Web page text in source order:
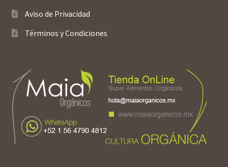
Aviso de Privacidad
Términos y Condiciones